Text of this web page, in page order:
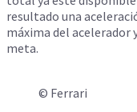
resultado una
máxima del acelerador
meta.
© Ferrari